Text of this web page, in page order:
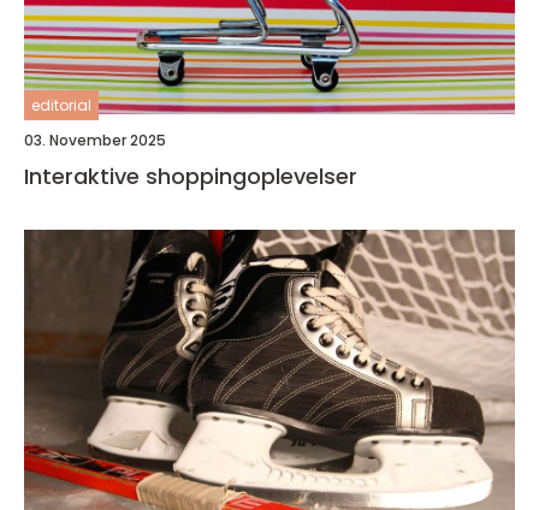
editorial
03. November 2025
Interaktive shoppingoplevelser